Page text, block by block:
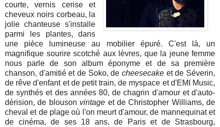
courte, vernis cerise et
cheveux noirs corbeau, la
jolie chanteuse s'installe
parmi les plantes, dans
une pièce lumineuse au mobilier épuré. C'est là, un
magnifique sourire scotché aux lèvres, que la jeune femme
nous parle de son album éponyme et de sa première
chanson, d'amitié et de Soko, de cheesecake et de Séverin,
de rêve d'enfant et de petit train, de myspace et d'EMI Music,
de synthés et des années 80, de chagrin d'amour et d'auto-
dérision, de blouson vintage et de Christopher Williams, de
cheval et de plage où l'on meurt d'amour, de mannequinat et
de cinéma, de ses 18 ans, de Paris et de Strasbourg,